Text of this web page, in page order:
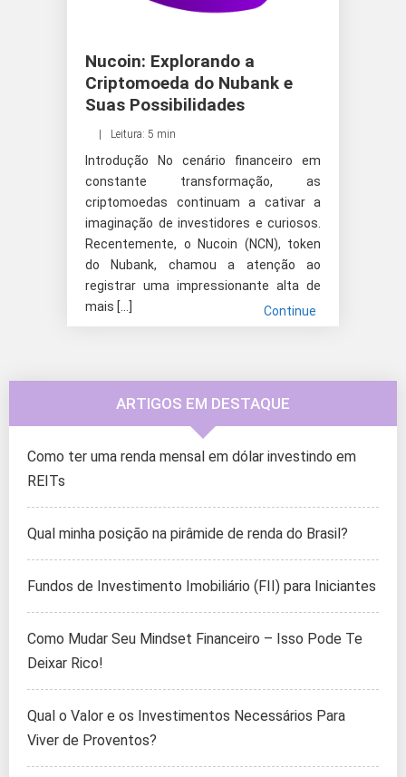
Nucoin: Explorando a
Criptomoeda do Nubank e
Suas Possibilidades
Leitura: 5 min
Introdução No cenário financeiro em
constante transformação, as
criptomoedas continuam a cativar a
imaginação de investidores e curiosos.
Recentemente, o Nucoin (NCN), token
do Nubank, chamou a atenção ao
registrar uma impressionante alta de
mais […]
Continue
ARTIGOS EM DESTAQUE
Como ter uma renda mensal em dólar investindo em
REITs
Qual minha posição na pirâmide de renda do Brasil?
Fundos de Investimento Imobiliário (FII) para Iniciantes
Como Mudar Seu Mindset Financeiro – Isso Pode Te
Deixar Rico!
Qual o Valor e os Investimentos Necessários Para
Viver de Proventos?